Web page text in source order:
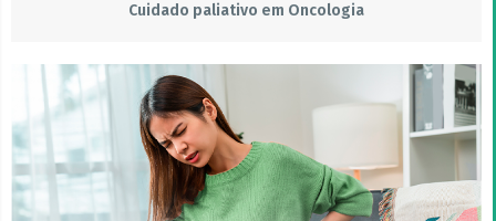
Cuidado paliativo em Oncologia